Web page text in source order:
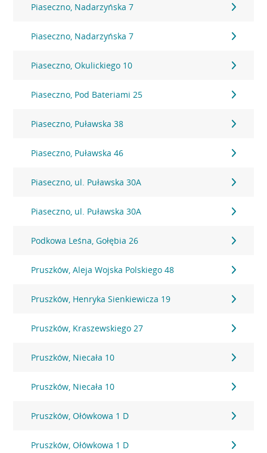
Piaseczno, Nadarzyńska 7
Piaseczno, Nadarzyńska 7
Piaseczno, Okulickiego 10
Piaseczno, Pod Bateriami 25
Piaseczno, Puławska 38
Piaseczno, Puławska 46
Piaseczno, ul. Puławska 30A
Piaseczno, ul. Puławska 30A
Podkowa Leśna, Gołębia 26
Pruszków, Aleja Wojska Polskiego 48
Pruszków, Henryka Sienkiewicza 19
Pruszków, Kraszewskiego 27
Pruszków, Niecała 10
Pruszków, Niecała 10
Pruszków, Ołówkowa 1 D
Pruszków, Ołówkowa 1 D